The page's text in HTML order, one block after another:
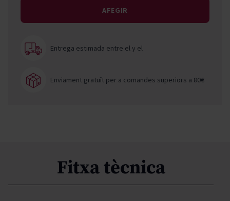
AFEGIR
Entrega estimada entre ely el
Enviament gratuït per a comandes superiors a 80€
Fitxa tècnica